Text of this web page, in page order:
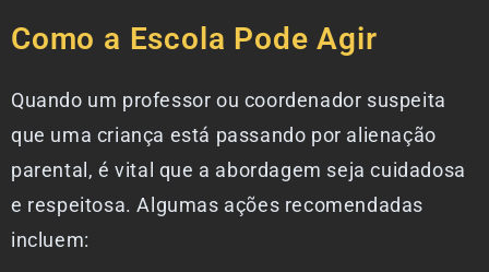
Como a Escola Pode Agir
Quando um professor ou coordenador suspeita
que uma criança está passando por alienação
parental, é vital que a abordagem seja cuidadosa
e respeitosa. Algumas ações recomendadas
incluem: